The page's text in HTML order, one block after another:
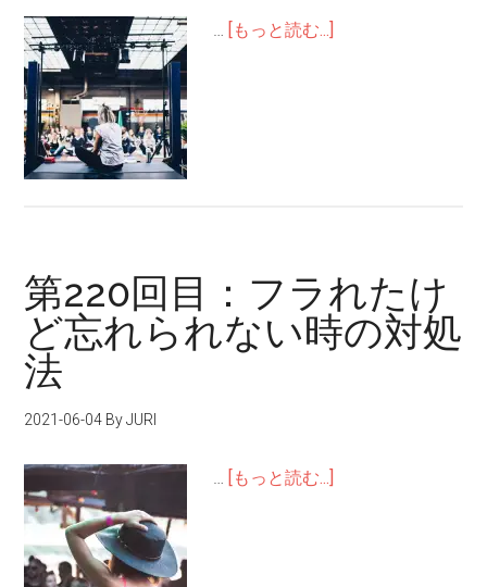
… [もっと読む...]
第220回目：フラれたけ
ど忘れられない時の対処
法
2021-06-04 By JURI
… [もっと読む...]